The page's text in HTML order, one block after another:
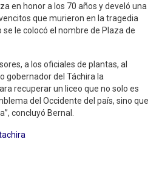
en honor a los 70 años y develó una
que murieron en la tragedia
se le colocó el nombre de Plaza de
a los oficiales de plantas, al
gobernador del Táchira la
recuperar un liceo que no solo es
del Occidente del país, sino que
concluyó Bernal.